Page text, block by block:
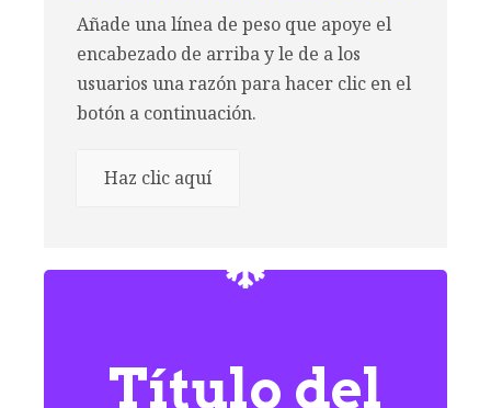
Añade una línea de peso que apoye el
encabezado de arriba y le de a los
usuarios una razón para hacer clic en el
botón a continuación.
Haz clic aquí
Título del
Título del